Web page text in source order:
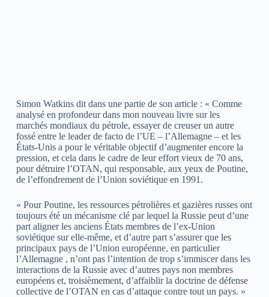
Simon Watkins dit dans une partie de son article : « Comme
analysé en profondeur dans mon nouveau livre sur les
marchés mondiaux du pétrole, essayer de creuser un autre
fossé entre le leader de facto de l’UE – l’Allemagne – et les
États-Unis a pour le véritable objectif d’augmenter encore la
pression, et cela dans le cadre de leur effort vieux de 70 ans,
pour détruire l’OTAN, qui responsable, aux yeux de Poutine,
de l’effondrement de l’Union soviétique en 1991.
« Pour Poutine, les ressources pétrolières et gazières russes ont
toujours été un mécanisme clé par lequel la Russie peut d’une
part aligner les anciens États membres de l’ex-Union
soviétique sur elle-même, et d’autre part s’assurer que les
principaux pays de l’Union européenne, en particulier
l’Allemagne , n’ont pas l’intention de trop s’immiscer dans les
interactions de la Russie avec d’autres pays non membres
européens et, troisièmement, d’affaiblir la doctrine de défense
collective de l’OTAN en cas d’attaque contre tout un pays. »